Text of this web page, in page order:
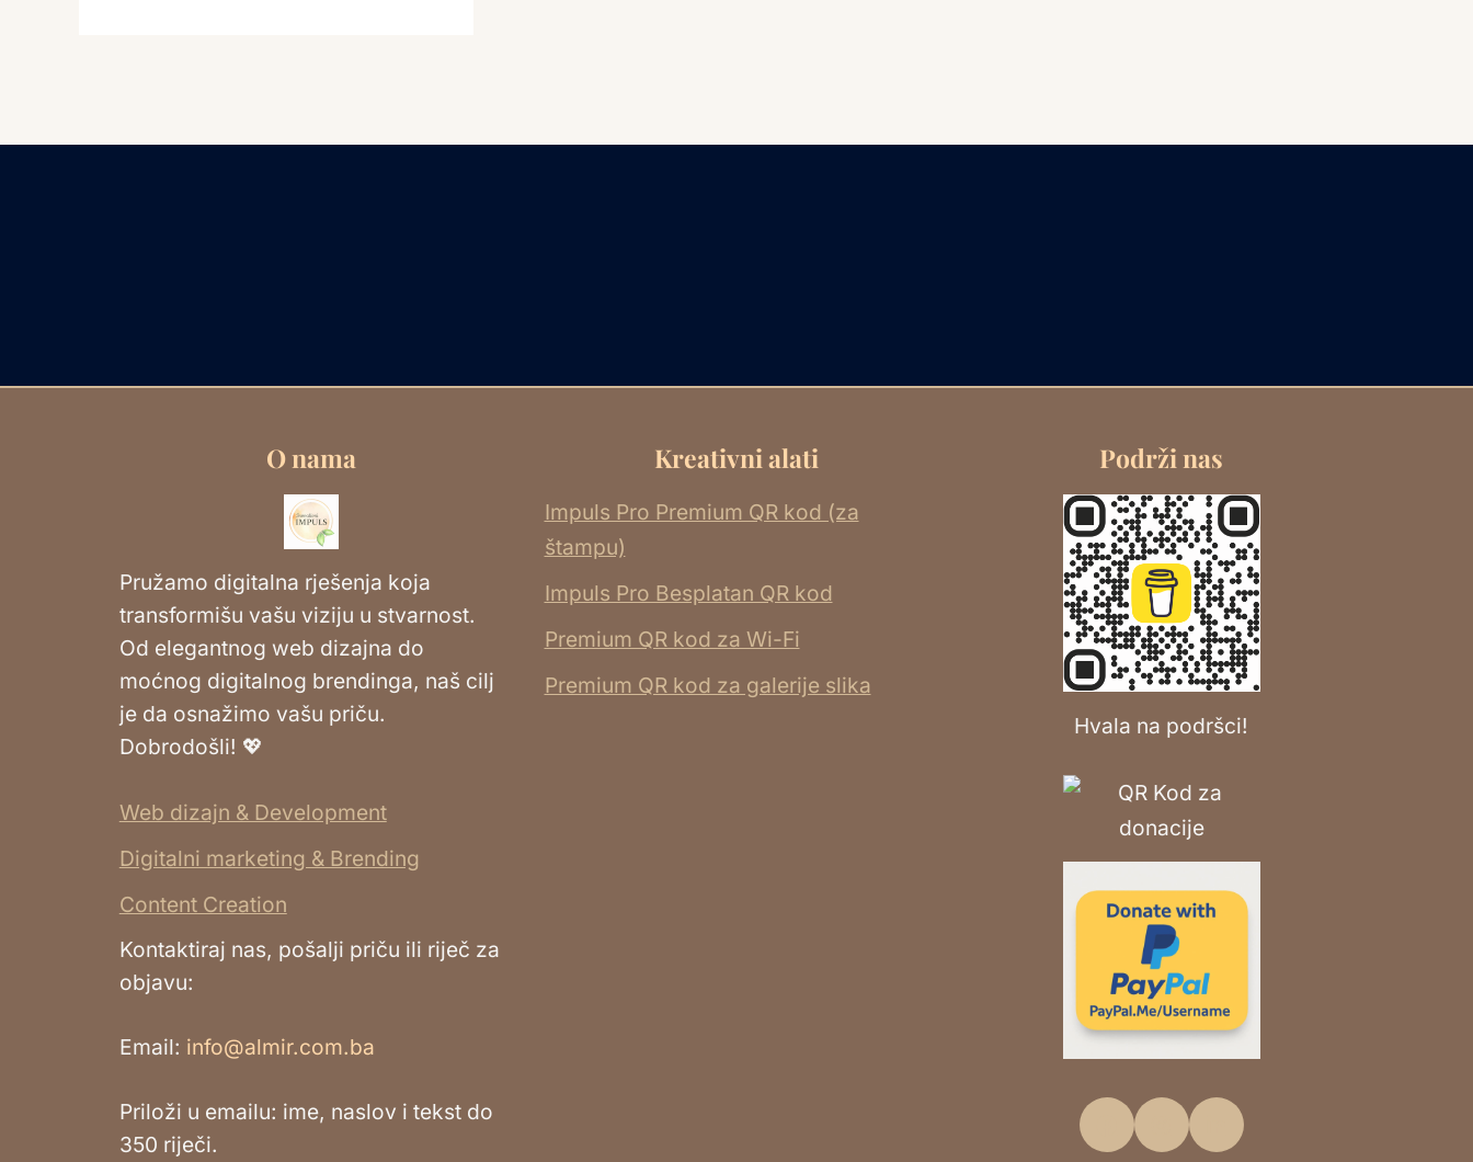
O nama
Pružamo digitalna rješenja koja
transformišu vašu viziju u stvarnost.
Od elegantnog web dizajna do
moćnog digitalnog brendinga, naš cilj
je da osnažimo vašu priču.
Dobrodošli! 💖
Web dizajn & Development
Digitalni marketing & Brending
Content Creation
Kontaktiraj nas, pošalji priču ili riječ za
objavu:
Email: info@almir.com.ba
Priloži u emailu: ime, naslov i tekst do
350 riječi.
Kreativni alati
Impuls Pro Premium QR kod (za
štampu)
Impuls Pro Besplatan QR kod
Premium QR kod za Wi-Fi
Premium QR kod za galerije slika
Podrži nas
Hvala na podršci!